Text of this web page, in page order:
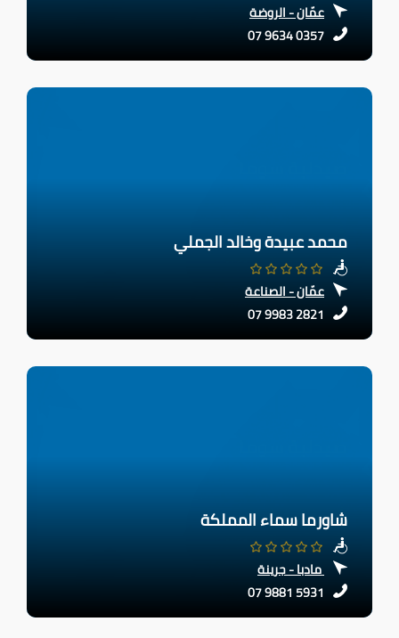
عمّان - الروضة
07 9634 0357
محمد عبيدة وخالد الجملي
عمّان - الصناعة
07 9983 2821
شاورما سماء المملكة
مادبا - جرينة
07 9881 5931